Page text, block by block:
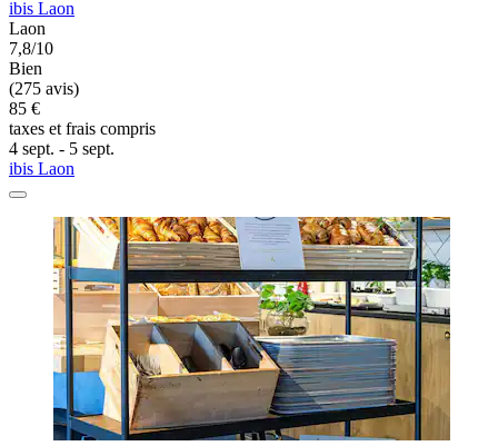
ibis Laon
Laon
7,8/10
Bien
(275 avis)
85 €
taxes et frais compris
4 sept. - 5 sept.
ibis Laon